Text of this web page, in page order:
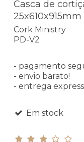
Casca de
25x610x915mm
Cork Ministry
PD-V2
- pagamento
- envio barato!
- entrega
Em stock